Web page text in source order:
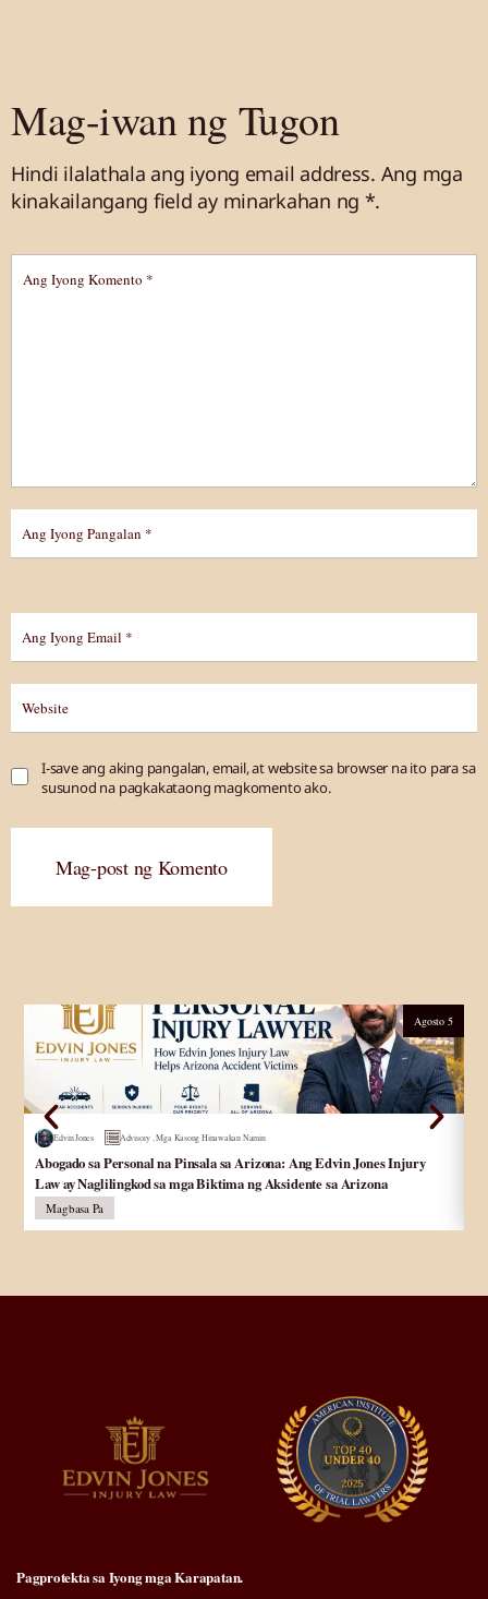
Mag-iwan ng Tugon
Hindi ilalathala ang iyong email address. Ang mga
kinakailangang field ay minarkahan ng *.
I-save ang aking pangalan, email, at website sa browser na ito para sa
susunod na pagkakataong magkomento ako.
Mag-post ng Komento
Agosto 5
Edvin Jones Advisory ,Mga Kasong Hinawakan Namin
Abogado sa Personal na Pinsala sa Arizona: Ang Edvin Jones Injury
Law ay Naglilingkod sa mga Biktima ng Aksidente sa Arizona
Magbasa Pa
Pagprotekta sa Iyong mga Karapatan.